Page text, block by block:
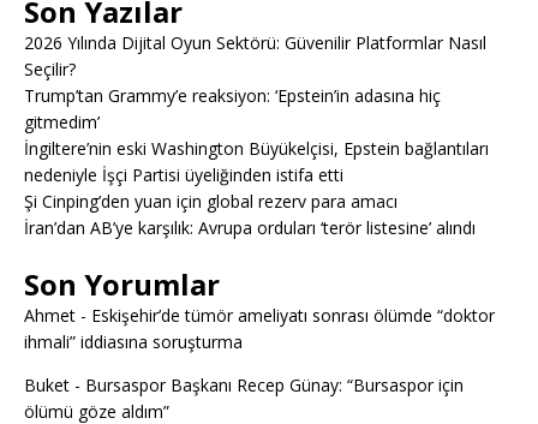
Son Yazılar
2026 Yılında Dijital Oyun Sektörü: Güvenilir Platformlar Nasıl
Seçilir?
Trump’tan Grammy’e reaksiyon: ‘Epstein’in adasına hiç
gitmedim’
İngiltere’nin eski Washington Büyükelçisi, Epstein bağlantıları
nedeniyle İşçi Partisi üyeliğinden istifa etti
Şi Cinping’den yuan için global rezerv para amacı
İran’dan AB’ye karşılık: Avrupa orduları ‘terör listesine’ alındı
Son Yorumlar
Ahmet - Eskişehir’de tümör ameliyatı sonrası ölümde “doktor
ihmali” iddiasına soruşturma
Buket - Bursaspor Başkanı Recep Günay: “Bursaspor için
ölümü göze aldım”